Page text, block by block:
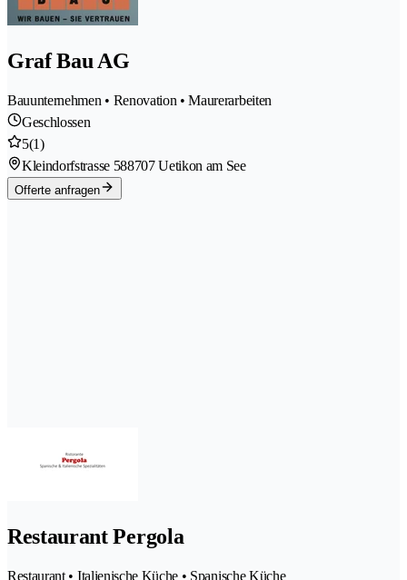
Graf Bau AG
Bauunternehmen • Renovation • Maurerarbeiten
Geschlossen
5(1)
Kleindorfstrasse 588707 Uetikon am See
Offerte anfragen
Restaurant Pergola
Restaurant • Italienische Küche • Spanische Küche